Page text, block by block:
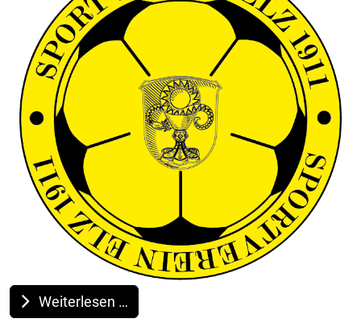
Weiterlesen …